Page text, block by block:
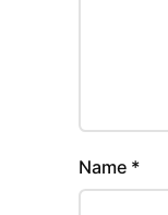
Name *